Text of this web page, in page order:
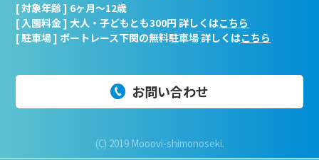
[ 対象年齢 ] 6ヶ月～12歳
[ 入園料金 ] 大人・子どもとも300円 詳しくはこちら
[ 駐車場 ] ボートレース下関の無料駐車場 詳しくはこちら
お問い合わせ
(C) 2019 Mooovi-shimonoseki.